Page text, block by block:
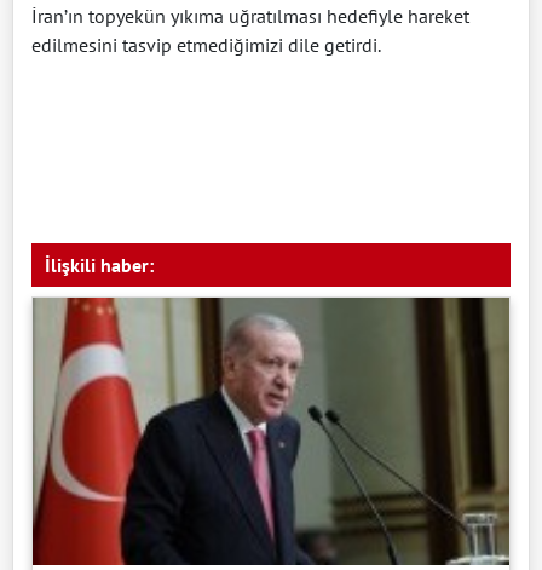
İran’ın topyekün yıkıma uğratılması hedefiyle hareket
edilmesini tasvip etmediğimizi dile getirdi.
İlişkili haber: